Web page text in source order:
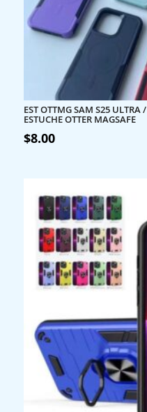
EST OTTMG SAM S25 ULTRA /
ESTUCHE OTTER MAGSAFE
$8.00